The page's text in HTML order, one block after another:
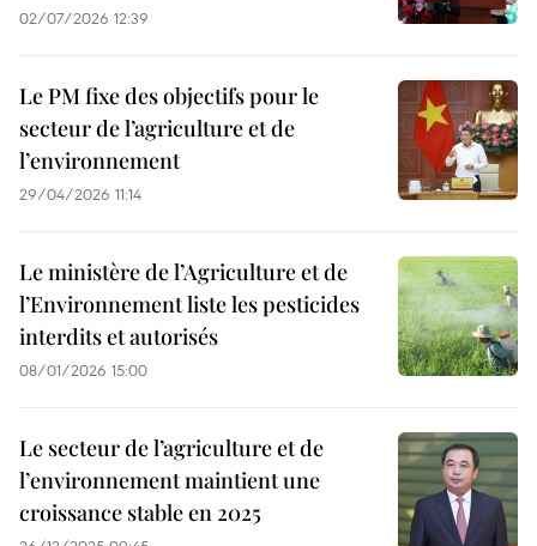
02/07/2026 12:39
Le PM fixe des objectifs pour le
secteur de l’agriculture et de
l’environnement
29/04/2026 11:14
Le ministère de l’Agriculture et de
l’Environnement liste les pesticides
interdits et autorisés
08/01/2026 15:00
Le secteur de l’agriculture et de
l’environnement maintient une
croissance stable en 2025